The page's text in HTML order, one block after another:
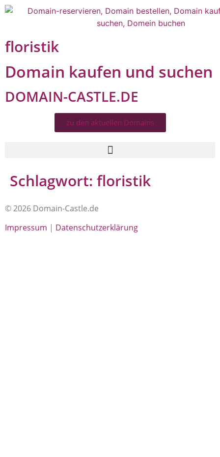
floristik
Domain kaufen und suchen
DOMAIN-CASTLE.DE
zu den aktuellen Domains​
Schlagwort: floristik
© 2026 Domain-Castle.de
Impressum | Datenschutzerklärung